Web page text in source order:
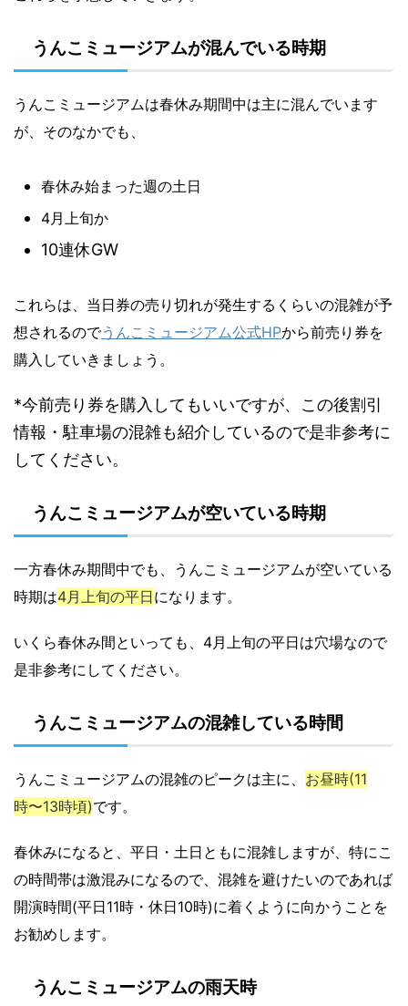
うんこミュージアムが混んでいる時期
うんこミュージアムは春休み期間中は主に混んでいます
が、そのなかでも、
春休み始まった週の土日
4月上旬か
10連休GW
これらは、当日券の売り切れが発生するくらいの混雑が予
想されるのでうんこミュージアム公式HPから前売り券を
購入していきましょう。
*今前売り券を購入してもいいですが、この後割引
情報・駐車場の混雑も紹介しているので是非参考に
してください。
うんこミュージアムが空いている時期
一方春休み期間中でも、うんこミュージアムが空いている
時期は4月上旬の平日になります。
いくら春休み間といっても、4月上旬の平日は穴場なので
是非参考にしてください。
うんこミュージアムの混雑している時間
うんこミュージアムの混雑のピークは主に、 お昼時(11
時〜13時頃)です。
春休みになると、平日・土日ともに混雑しますが、特にこ
の時間帯は激混みになるので、混雑を避けたいのであれば
開演時間(平日11時・休日10時)に着くように向かうことを
お勧めします。
うんこミュージアムの雨天時